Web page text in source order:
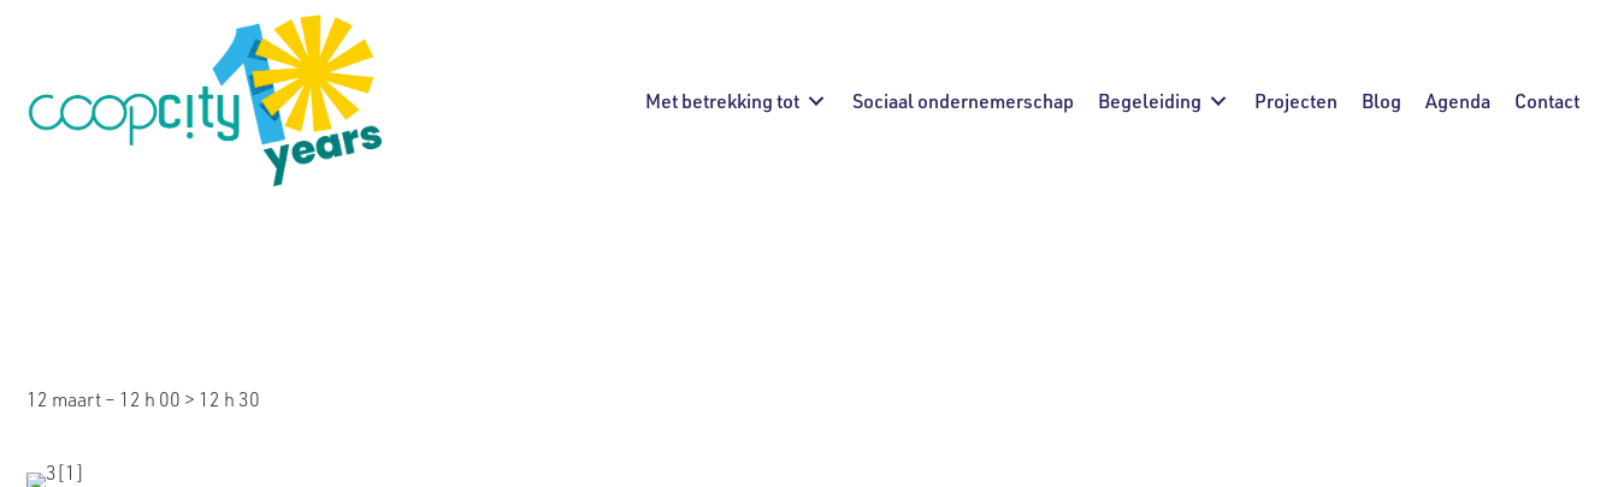
Met betrekking tot Sociaal ondernemerschap Begeleiding Projecten Blog Agenda Contact
12 maart – 12 h 00 > 12 h 30